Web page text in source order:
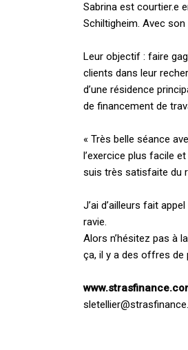
Sabrina est courtier.e
Schiltigheim. Avec son
Leur objectif : faire
clients dans leur
d’une résidence
de financement de
« Très belle séance
l’exercice plus facile
suis très satisfaite du
J’ai d’ailleurs fait
ravie.
Alors n’hésitez pas à
ça, il y a des offres de
www.strasfinance